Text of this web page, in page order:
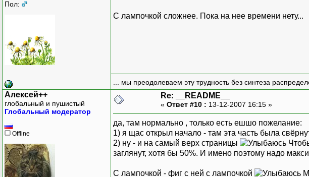
Пол:
С лампочкой сложнее. Пока на нее времени нету...
... мы преодолеваем эту трудность без синтеза
Алексей++
глобальный и пушистый
Глобальный модератор
Offline
Re: __README__
« Ответ #10 : 13-12-2007 16:15 »
да, там нормально , только есть ешшо пожелание:
1) я щас открыл начало - там эта часть была
2) ну - и на самый верх страницы
заглянут, хотя бы 50%. И имено поэтому надо
С лампочкой - фиг с ней с лампочкой